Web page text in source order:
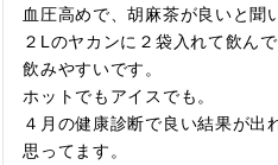
血圧高めで、胡麻茶が良いと聞
２Lのヤカンに２袋入れて飲ん
飲みやすいです。
ホットでもアイスでも。
４月の健康診断で良い結果が出
思ってます。